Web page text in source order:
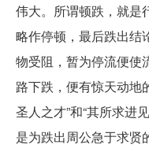
伟大。所谓顿跌，就是
略作停顿，最后跌出结
物受阻，暂为停流便使
路下跌，便有惊天动地
圣人之才”和“其所求进
是为跌出周公急于求贤